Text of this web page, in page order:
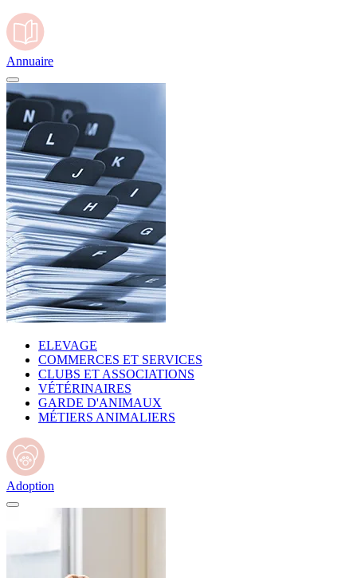
Annuaire
ELEVAGE
COMMERCES ET SERVICES
CLUBS ET ASSOCIATIONS
VÉTÉRINAIRES
GARDE D'ANIMAUX
MÉTIERS ANIMALIERS
Adoption